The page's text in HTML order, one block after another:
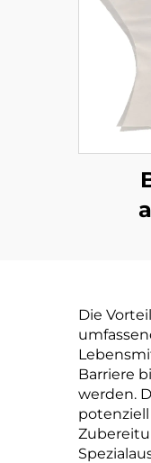
PLA
Die
Barriere
werden.